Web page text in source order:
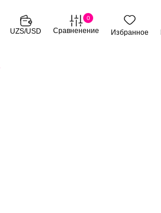
UZS/USD
0
Сравненение Избранное